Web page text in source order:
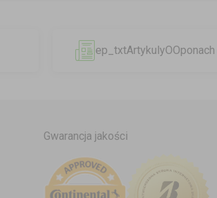
ep_txtArtykulyOOponach
Gwarancja jakości